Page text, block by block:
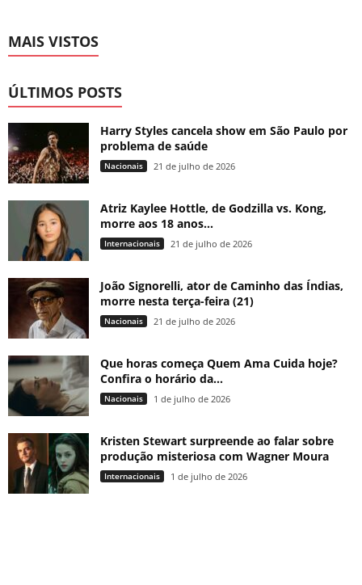
MAIS VISTOS
ÚLTIMOS POSTS
Harry Styles cancela show em São Paulo por
problema de saúde
Nacionais 21 de julho de 2026
Atriz Kaylee Hottle, de Godzilla vs. Kong,
morre aos 18 anos...
Internacionais 21 de julho de 2026
João Signorelli, ator de Caminho das Índias,
morre nesta terça-feira (21)
Nacionais 21 de julho de 2026
Que horas começa Quem Ama Cuida hoje?
Confira o horário da...
Nacionais 1 de julho de 2026
Kristen Stewart surpreende ao falar sobre
produção misteriosa com Wagner Moura
Internacionais 1 de julho de 2026